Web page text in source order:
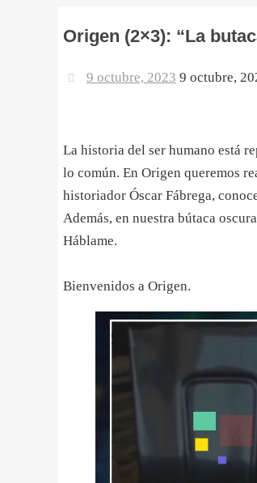
Origen (2×3): “La
9 octubre, 2023 9 octubre,
La historia del ser humano está
lo común. En Origen queremos
historiador Óscar Fábrega,
Además, en nuestra bútaca
Háblame.
Bienvenidos a Origen.